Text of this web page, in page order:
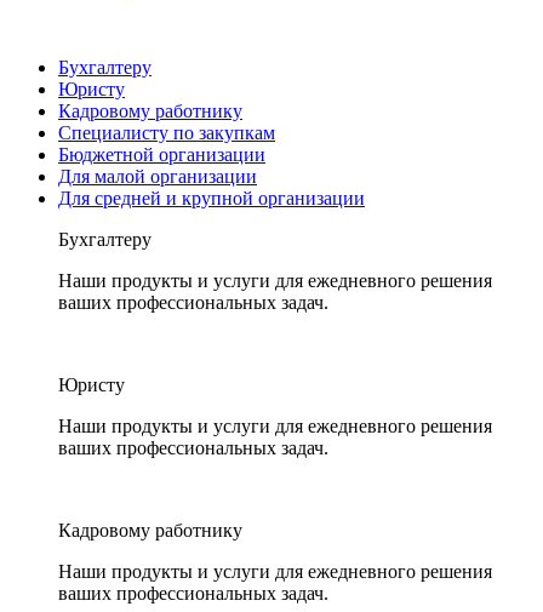
Бухгалтеру
Юристу
Кадровому работнику
Специалисту по закупкам
Бюджетной организации
Для малой организации
Для средней и крупной организации
Бухгалтеру
Наши продукты и услуги для ежедневного решения
ваших профессиональных задач.
Юристу
Наши продукты и услуги для ежедневного решения
ваших профессиональных задач.
Кадровому работнику
Наши продукты и услуги для ежедневного решения
ваших профессиональных задач.